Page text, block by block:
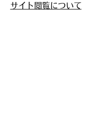
サイト閲覧について